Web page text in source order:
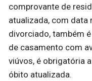
comprovante de
atualizada, com data
divorciado, também
de casamento com
viúvos, é obrigatória
óbito atualizada.